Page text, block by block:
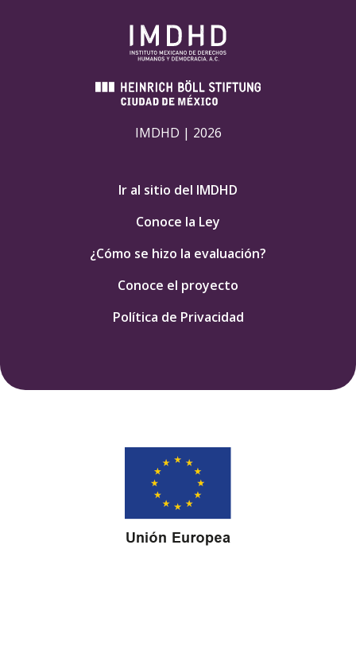
IMDHD | 2026
Ir al sitio del IMDHD
Conoce la Ley
¿Cómo se hizo la evaluación?
Conoce el proyecto
Política de Privacidad